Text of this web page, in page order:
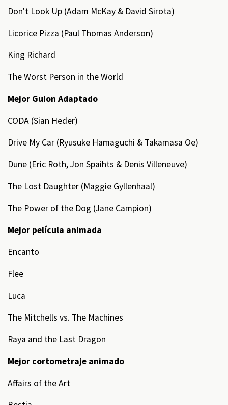
Don't Look Up (Adam McKay & David Sirota)
Licorice Pizza (Paul Thomas Anderson)
King Richard
The Worst Person in the World
Mejor Guion Adaptado
CODA (Sian Heder)
Drive My Car (Ryusuke Hamaguchi & Takamasa Oe)
Dune (Eric Roth, Jon Spaihts & Denis Villeneuve)
The Lost Daughter (Maggie Gyllenhaal)
The Power of the Dog (Jane Campion)
Mejor película animada
Encanto
Flee
Luca
The Mitchells vs. The Machines
Raya and the Last Dragon
Mejor cortometraje animado
Affairs of the Art